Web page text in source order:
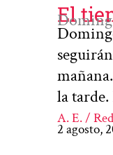
El
la
A. E. /
2 agosto,